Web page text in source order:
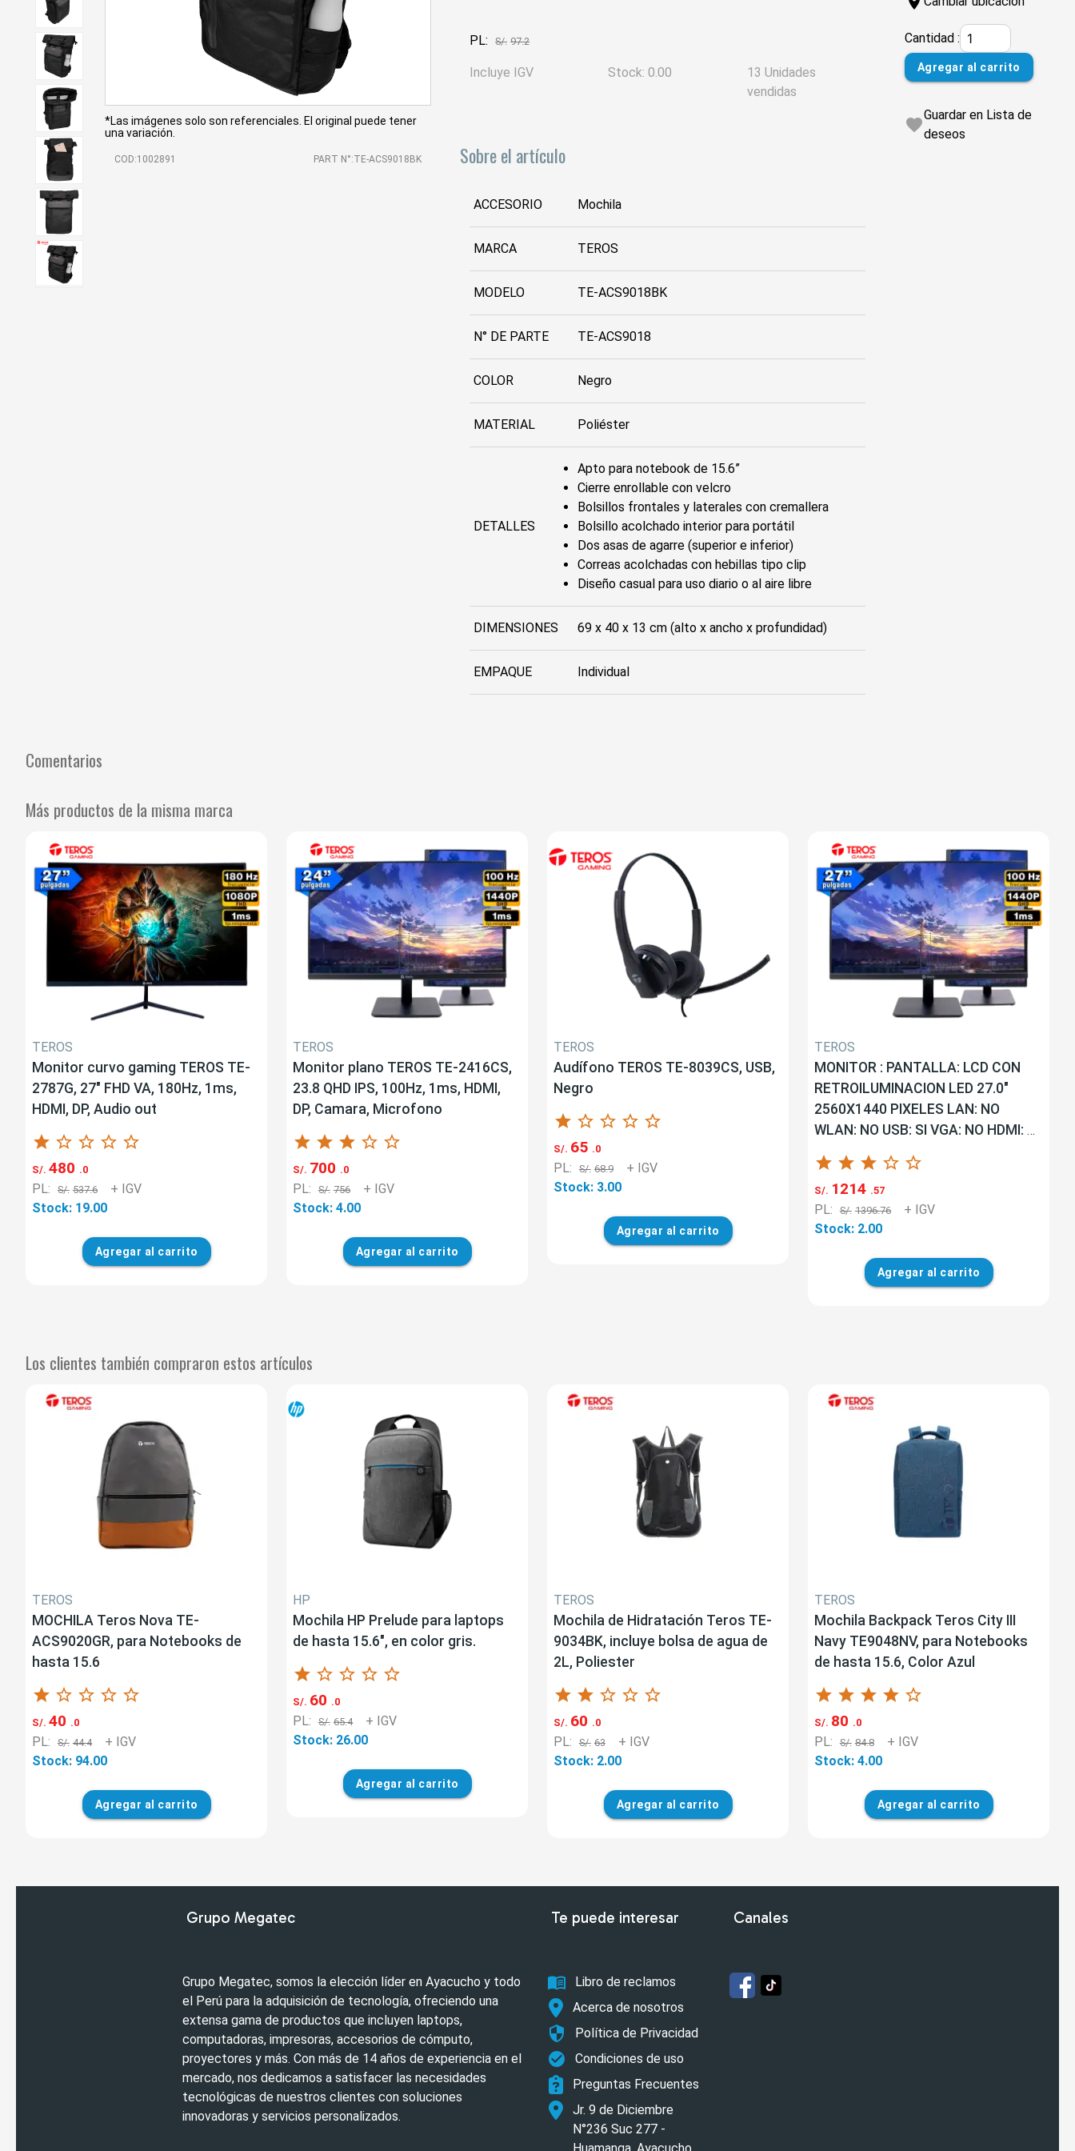
*Las imágenes solo son referenciales. El original puede tener
una variación.
COD:1002891 PART N°:TE-ACS9018BK
PL: S/. 97.2
Incluye IGV Stock: 0.00
13 Unidades
vendidas
Sobre el artículo
ACCESORIO Mochila
MARCA TEROS
MODELO TE-ACS9018BK
N° DE PARTE TE-ACS9018
COLOR Negro
MATERIAL Poliéster
DETALLES
Apto para notebook de 15.6”
Cierre enrollable con velcro
Bolsillos frontales y laterales con cremallera
Bolsillo acolchado interior para portátil
Dos asas de agarre (superior e inferior)
Correas acolchadas con hebillas tipo clip
Diseño casual para uso diario o al aire libre
DIMENSIONES 69 x 40 x 13 cm (alto x ancho x profundidad)
EMPAQUE Individual
Cantidad :
Agregar al carrito
favorite
Guardar en Lista de
deseos
Comentarios
Más productos de la misma marca
TEROS
Monitor curvo gaming TEROS TE-
2787G, 27" FHD VA, 180Hz, 1ms,
HDMI, DP, Audio out
star star_border star_border star_border star_border
S/. 480 .0
PL: S/. 537.6
+ IGV
Stock: 19.00
Agregar al carrito
TEROS
Monitor plano TEROS TE-2416CS,
23.8 QHD IPS, 100Hz, 1ms, HDMI,
DP, Camara, Microfono
star star star star_border star_border
S/. 700 .0
PL: S/. 756
+ IGV
Stock: 4.00
Agregar al carrito
TEROS
Audífono TEROS TE-8039CS, USB,
Negro
star star_border star_border star_border star_border
S/. 65 .0
PL: S/. 68.9
+ IGV
Stock: 3.00
Agregar al carrito
TEROS
MONITOR : PANTALLA: LCD CON
RETROILUMINACION LED 27.0"
2560X1440 PIXELES LAN: NO
WLAN: NO USB: SI VGA: NO HDMI: SI
TERO...
star star star star_border star_border
S/. 1214 .57
PL: S/. 1396.76
+ IGV
Stock: 2.00
Agregar al carrito
Los clientes también compraron estos artículos
TEROS
MOCHILA Teros Nova TE-
ACS9020GR, para Notebooks de
hasta 15.6
star star_border star_border star_border star_border
S/. 40 .0
PL: S/. 44.4
+ IGV
Stock: 94.00
Agregar al carrito
HP
Mochila HP Prelude para laptops
de hasta 15.6", en color gris.
star star_border star_border star_border star_border
S/. 60 .0
PL: S/. 65.4
+ IGV
Stock: 26.00
Agregar al carrito
TEROS
Mochila de Hidratación Teros TE-
9034BK, incluye bolsa de agua de
2L, Poliester
star star star_border star_border star_border
S/. 60 .0
PL: S/. 63
+ IGV
Stock: 2.00
Agregar al carrito
TEROS
Mochila Backpack Teros City III
Navy TE9048NV, para Notebooks
de hasta 15.6, Color Azul
star star star star star_border
S/. 80 .0
PL: S/. 84.8
+ IGV
Stock: 4.00
Agregar al carrito
Grupo Megatec
Grupo Megatec, somos la elección líder en Ayacucho y todo
el Perú para la adquisición de tecnología, ofreciendo una
extensa gama de productos que incluyen laptops,
computadoras, impresoras, accesorios de cómputo,
proyectores y más. Con más de 14 años de experiencia en el
mercado, nos dedicamos a satisfacer las necesidades
tecnológicas de nuestros clientes con soluciones
innovadoras y servicios personalizados.
Te puede interesar
menu_book
Libro de reclamos
Acerca de nosotros
security Política de Privacidad
check_circle
Condiciones de uso
Preguntas Frecuentes
Jr. 9 de Diciembre
N°236 Suc 277 -
Canales